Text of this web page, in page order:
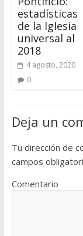
estadísticas
de la Iglesia
universal al
2018
4 agosto, 2020
0
Deja un
Tu dirección de
campos
Comentario